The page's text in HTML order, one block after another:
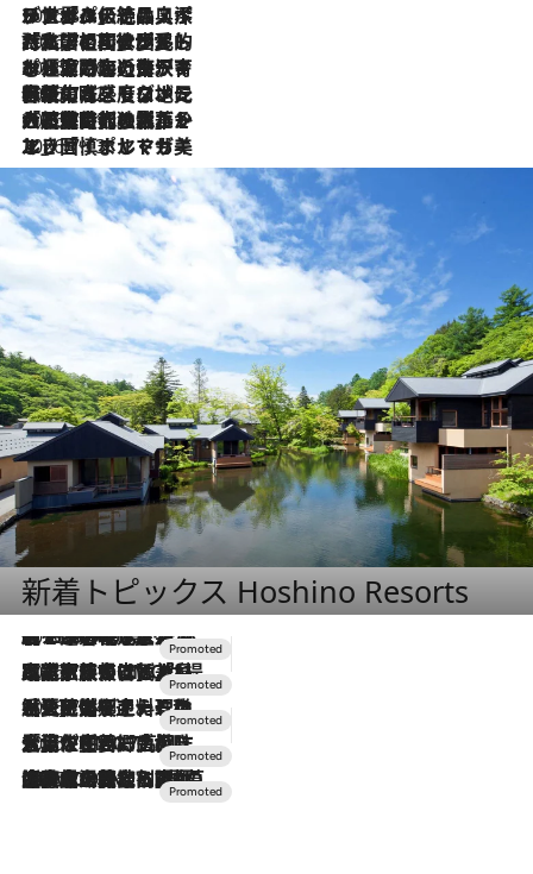
2026.8.8
リスボンの絶品スイーツ「パステル・デ・ナタ」とは？ポルトガル伝統の奥深い世界へ
2026.7.27
「私の祖国はポルトガル語です」国民的詩人フェルナンド・ペソアと、彼が愛した文学の街を歩く
2026.7.26
ポルトガル近海が育む極上の海の幸。キリリと冷えた白ワインと愉しむ、シーフード専門店の贅沢
2026.7.22
伝統の味をモダンに昇華。高感度な地元客が集う、リスボンの最旬ガストロノミー
2026.7.21
大航海時代の栄華から、震災、独裁、そして革命へ。ポルトガル・首都リスボンの石畳に刻まれた「歴史の光と影」
2026.7.13
エッセイ・ヤマザキマリ「慎ましくも美しき国 ポルトガル」
新着トピックス Hoshino Resorts
2026.8.7
【トンボの足水浴】ヒノキの香りに包まれて涼感マックス！約13℃の湧水かけ流しを避暑地「星野温泉 トンボの湯」で体験
2026.7.31
【ホテル帰省】という選択肢をOMOが提案。家族とほどよい距離を保つには「昼は実家、夜は気兼ねなくホテルで！」
2026.7.24
【夏限定ディナーコース】旬を迎える稚鮎や花ズッキーニなどをイタリア・トスカーナの郷土料理の手法で満喫！
2026.7.17
「土佐和ハーブかき氷」がOMO7高知に登場！生姜、山椒、大葉など目にも舌にも涼を呼ぶ郷土の味
2026.7.10
NEW OPEN！【界 草津】名湯の地に誕生。趣の異なる2種の温泉と上州ならではの会席・蕎麦割烹など美食を味わう究極の癒やし旅